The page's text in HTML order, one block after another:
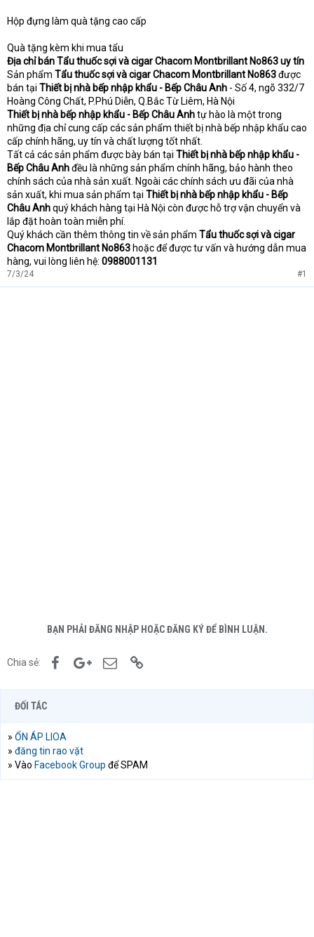
Hộp đựng làm quà tặng cao cấp
Quà tặng kèm khi mua tẩu
Địa chỉ bán Tẩu thuốc sợi và cigar Chacom Montbrillant No863 uy tín
Sản phẩm Tẩu thuốc sợi và cigar Chacom Montbrillant No863được
bán tại Thiết bị nhà bếp nhập khẩu - Bếp Châu Anh - Số 4, ngõ 332/7
Hoàng Công Chất, P.Phú Diễn, Q.Bắc Từ Liêm, Hà Nội
Thiết bị nhà bếp nhập khẩu - Bếp Châu Anhtự hào là một trong
những địa chỉ cung cấp các sản phẩm thiết bị nhà bếp nhập khẩu cao
cấp chính hãng, uy tín và chất lượng tốt nhất.
Tất cả các sản phẩm được bày bán tại Thiết bị nhà bếp nhập khẩu -
Bếp Châu Anhđều là những sản phẩm chính hãng, bảo hành theo
chính sách của nhà sản xuất. Ngoài các chính sách ưu đãi của nhà
sản xuất, khi mua sản phẩm tại Thiết bị nhà bếp nhập khẩu - Bếp
Châu Anhquý khách hàng tại Hà Nội còn được hỗ trợ vận chuyển và
lắp đặt hoàn toàn miễn phí.
Quý khách cần thêm thông tin về sản phẩm Tẩu thuốc sợi và cigar
Chacom Montbrillant No863 hoặc để được tư vấn và hướng dẫn mua
hàng, vui lòng liên hệ: 0988001131
7/3/24 #1
BẠN PHẢI ĐĂNG NHẬP HOẶC ĐĂNG KÝ ĐỂ BÌNH LUẬN.
Chia sẻ: FacebookGoogle+Email
ĐỐI TÁC
» ỔN ÁP LIOA
» đăng tin rao vặt
» Vào Facebook Group để SPAM